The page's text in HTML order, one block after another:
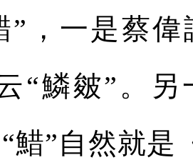
” ，一是蔡偉
“鱗皴” 。另
“䱜”自然就